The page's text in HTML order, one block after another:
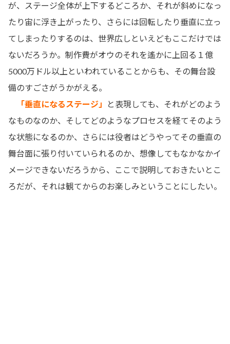
が、ステージ全体が上下するどころか、それが斜めになっ
たり宙に浮き上がったり、さらには回転したり垂直に立っ
てしまったりするのは、世界広しといえどもここだけでは
ないだろうか。制作費がオウのそれを遙かに上回る１億
5000万ドル以上といわれていることからも、その舞台設
備のすごさがうかがえる。
「垂直になるステージ」
と表現しても、それがどのよう
なものなのか、そしてどのようなプロセスを経てそのよう
な状態になるのか、さらには役者はどうやってその垂直の
舞台面に張り付いていられるのか、想像してもなかなかイ
メージできないだろうから、ここで説明しておきたいとこ
ろだが、それは観てからのお楽しみということにしたい。